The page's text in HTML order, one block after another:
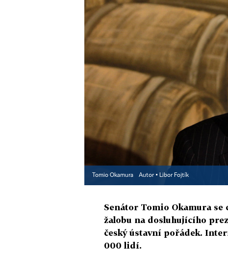
Tomio Okamura Autor ▪ Libor Fojtík
Senátor Tomio Okamura
žalobu na dosluhujícího
český ústavní pořádek.
000 lidí.